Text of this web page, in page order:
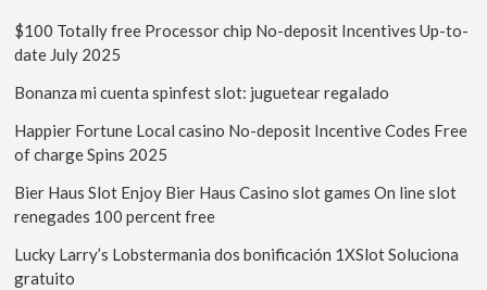
$100 Totally free Processor chip No-deposit Incentives Up-to-
date July 2025
Bonanza mi cuenta spinfest slot: juguetear regalado
Happier Fortune Local casino No-deposit Incentive Codes Free
of charge Spins 2025
Bier Haus Slot Enjoy Bier Haus Casino slot games On line slot
renegades 100 percent free
Lucky Larry’s Lobstermania dos bonificación 1XSlot Soluciona
gratuito